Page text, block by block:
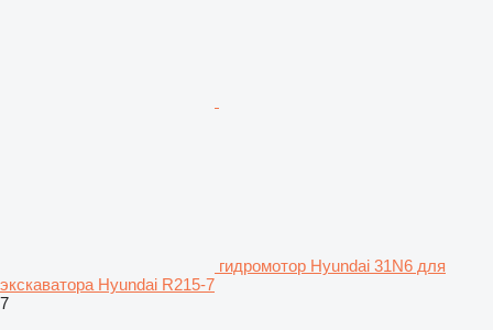
гидромотор Hyundai 31N6 для
экскаватора Hyundai R215-7
7